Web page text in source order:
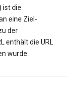
ist die
eine Ziel-
der
enthält die URL
wurde.